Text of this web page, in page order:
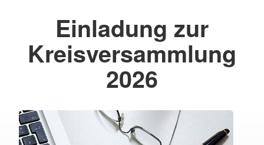
Einladung zur
Kreisversammlung
2026